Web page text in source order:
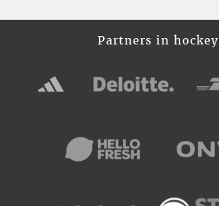
Partners in hockey